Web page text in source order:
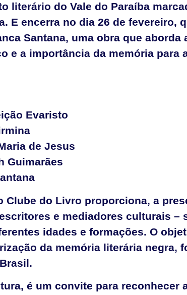
literário do Vale do Paraíba
E encerra no dia 26 de fevereiro,
Santana, uma obra que
e a importância da memória para
Evaristo
de Jesus
Guimarães
Clube do Livro proporciona, a
e mediadores culturais –
idades e formações. O
da memória literária negra,
é um convite para reconhecer